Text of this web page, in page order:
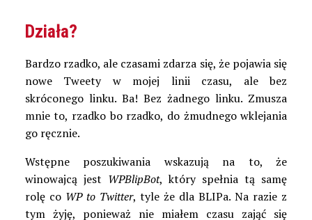
Działa?
Bardzo rzadko, ale czasami zdarza się, że pojawia się
nowe Tweety w mojej linii czasu, ale bez
skróconego linku. Ba! Bez żadnego linku. Zmusza
mnie to, rzadko bo rzadko, do żmudnego wklejania
go ręcznie.
Wstępne poszukiwania wskazują na to, że
winowajcą jest WPBlipBot, który spełnia tą samę
rolę co WP to Twitter, tyle że dla BLIPa. Na razie z
tym żyję, ponieważ nie miałem czasu zająć się